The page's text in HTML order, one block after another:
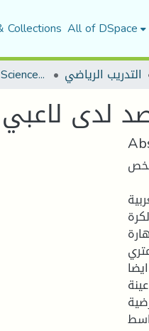
Collections All of DSpace
Institute of Sports Sciences and Techniques التدريب الرياضي
لدى
:
قسمت عينة الدراسة الى فوجين من نادي الكرة الطائرة بوسعادة 10 عينة